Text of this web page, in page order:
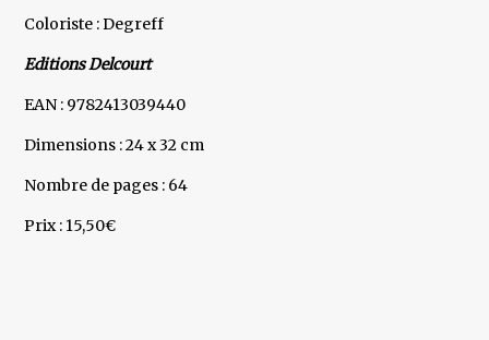
Coloriste : Degreff
Editions Delcourt
EAN : 9782413039440
Dimensions : 24 x 32 cm
Nombre de pages : 64
Prix : 15,50€